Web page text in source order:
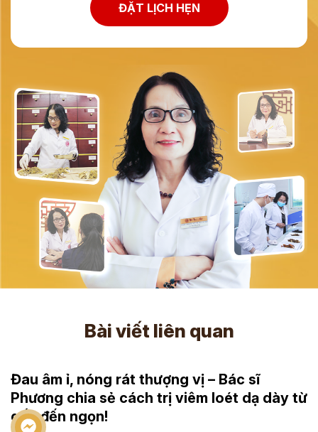
ĐẶT LỊCH HẸN
Bài viết liên quan
Đau âm ỉ, nóng rát thượng vị – Bác sĩ
Phương chia sẻ cách trị viêm loét dạ dày từ
gốc đến ngọn!